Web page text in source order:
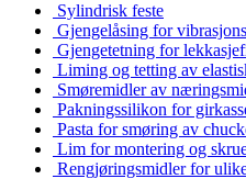
Sylindrisk feste
Gjengelåsing for
Gjengetetning for
Liming og tetting av
Smøremidler av
Pakningssilikon for
Pasta for smøring av
Lim for montering og
Rengjøringsmidler for